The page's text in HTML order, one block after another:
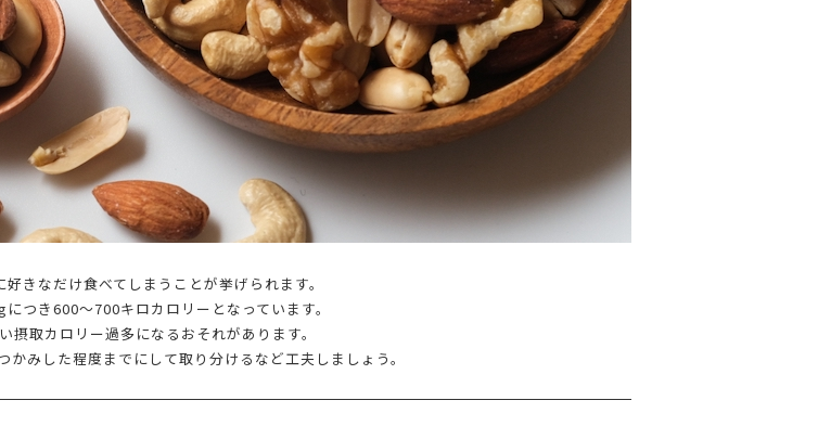
きなだけ食べてしまうことが挙げられます。
つき600〜700キロカロリーとなっています。
取カロリー過多になるおそれがあります。
みした程度までにして取り分けるなど工夫しましょう。